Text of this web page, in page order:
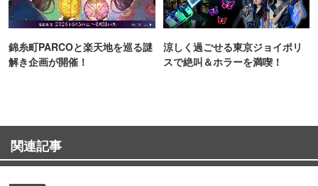
錦糸町PARCOと楽天地を巡る謎
解き企画が開催！
涼しく過ごせる東京ジョイポリ
スで絶叫＆ホラーを満喫！
関連記事